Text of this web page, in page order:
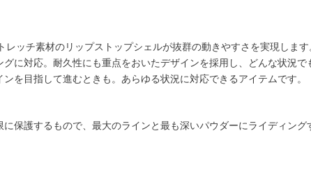
ッチ素材のリップストップシェルが抜群の動きやすさを実現しま
に対応。耐久性にも重点をおいたデザインを採用し、どんな状況
を目指して進むときも。あらゆる状況に対応できるアイテムです。
保護するもので、最大のラインと最も深いパウダーにライディン